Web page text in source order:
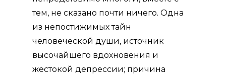
тем, не сказано почти ничего. Одна
из непостижимых тайн
человеческой души, источник
высочайшего вдохновения и
жестокой депрессии; причина